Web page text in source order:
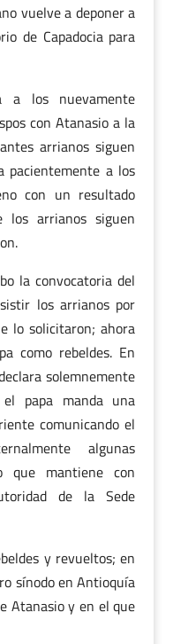
vuelve a deponer a
de Capadocia para
a los nuevamente
con Atanasio a la
arrianos siguen
pacientemente a los
con un resultado
arrianos siguen
la convocatoria del
los arrianos por
lo solicitaron; ahora
como rebeldes. En
solemnemente
papa manda una
comunicando el
algunas
que mantiene con
de la Sede
y revueltos; en
sínodo en Antioquía
Atanasio y en el que